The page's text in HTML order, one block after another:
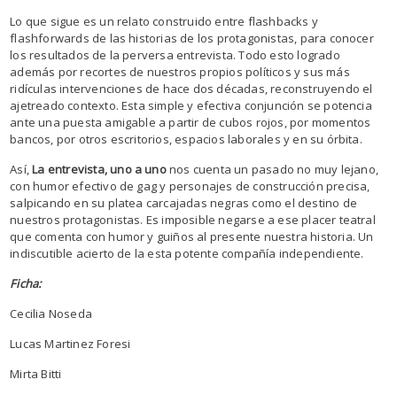
Lo que sigue es un relato construido entre flashbacks y
flashforwards de las historias de los protagonistas, para conocer
los resultados de la perversa entrevista. Todo esto logrado
además por recortes de nuestros propios políticos y sus más
ridículas intervenciones de hace dos décadas, reconstruyendo el
ajetreado contexto. Esta simple y efectiva conjunción se potencia
ante una puesta amigable a partir de cubos rojos, por momentos
bancos, por otros escritorios, espacios laborales y en su órbita.
Así,La entrevista, uno a unonos cuenta un pasado no muy lejano,
con humor efectivo de gag y personajes de construcción precisa,
salpicando en su platea carcajadas negras como el destino de
nuestros protagonistas. Es imposible negarse a ese placer teatral
que comenta con humor y guiños al presente nuestra historia. Un
indiscutible acierto de la esta potente compañía independiente.
Ficha:
Cecilia Noseda
Lucas Martinez Foresi
Mirta Bitti